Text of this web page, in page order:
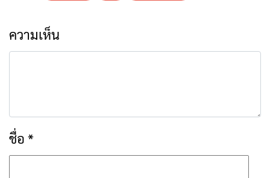
ความเห็น
ชื่อ *